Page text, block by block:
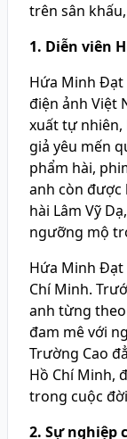
trên sân
1. Diễn viên
Hứa Minh Đạt
điện ảnh Việt
xuất tự nhiên,
giả yêu mến
phẩm hài,
anh còn được
hài Lâm Vỹ
ngưỡng mộ
Hứa Minh Đạt
Chí Minh.
anh từng
đam mê với
Trường Cao
Hồ Chí Minh,
trong cuộc
2. Sự nghiệp